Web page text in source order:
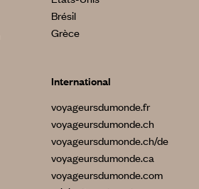
Brésil
Grèce
International
voyageursdumonde.fr
voyageursdumonde.ch
voyageursdumonde.ch/de
voyageursdumonde.ca
voyageursdumonde.com